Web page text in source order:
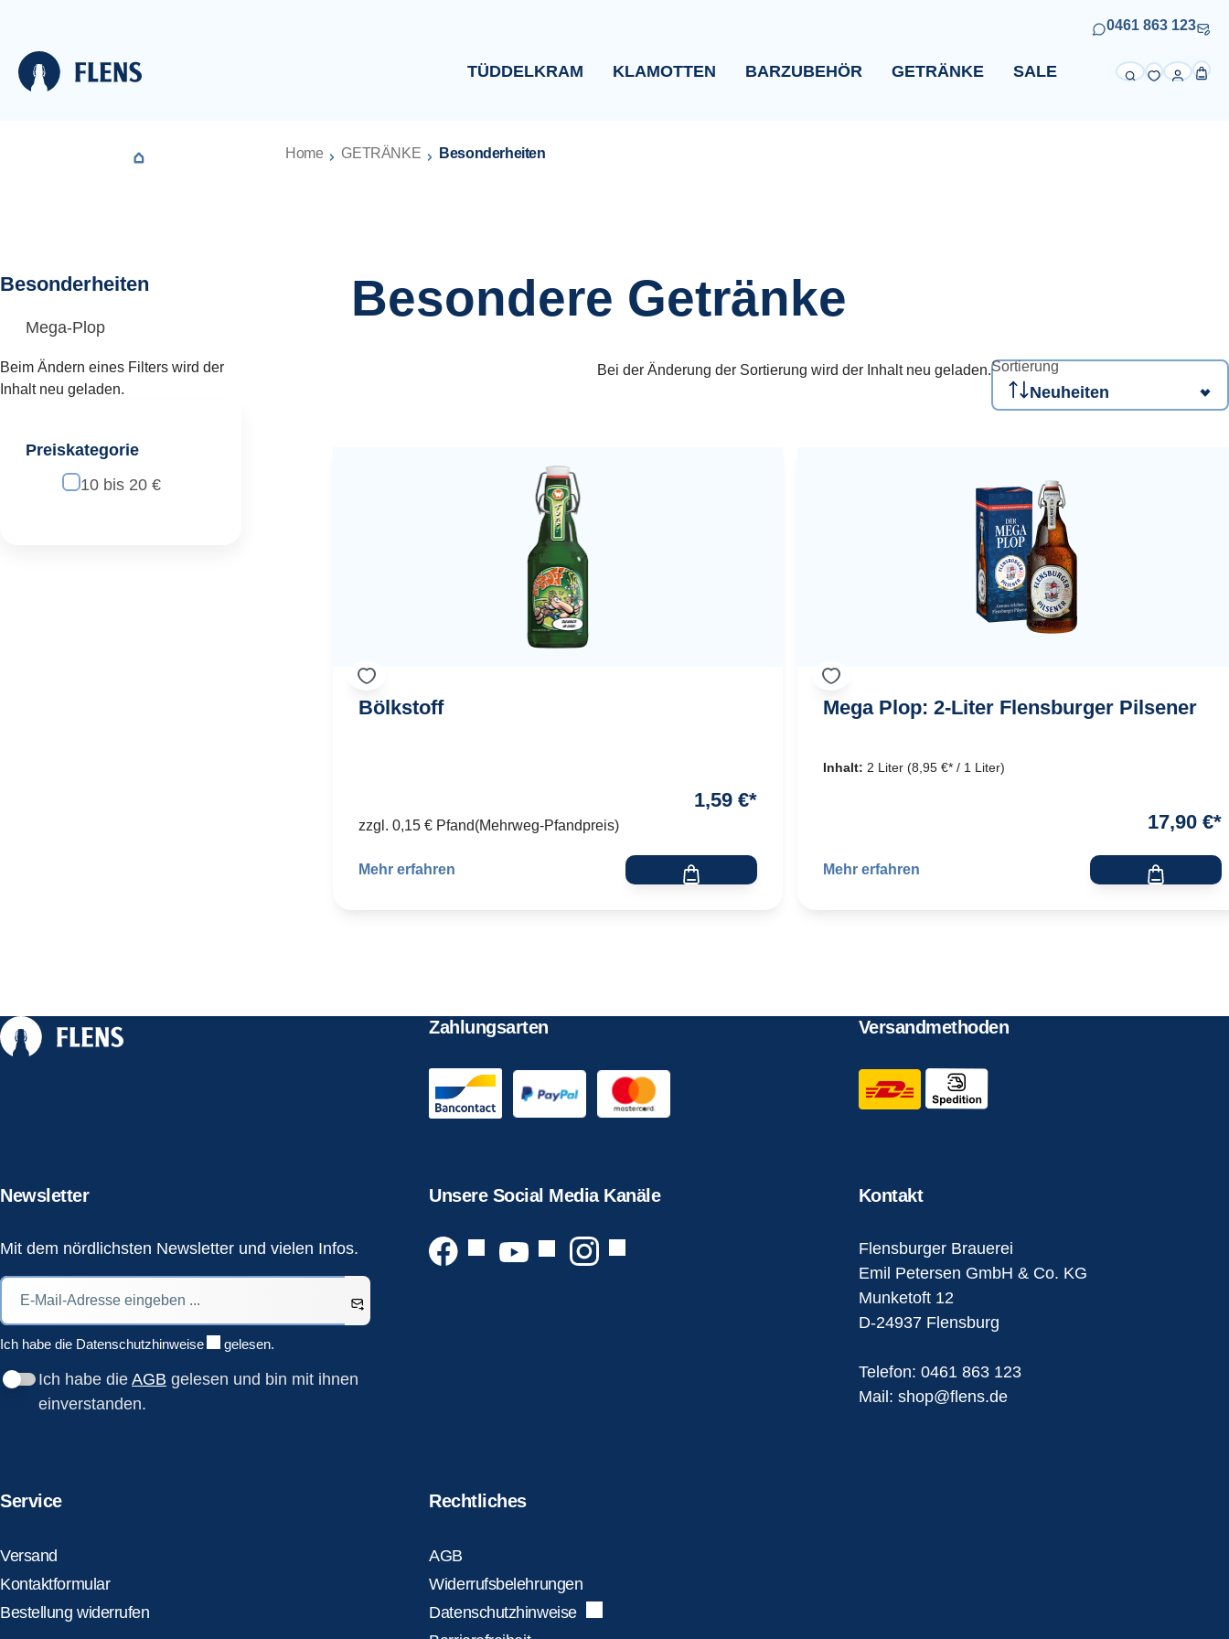
0461 863 123
TÜDDELKRAM KLAMOTTEN BARZUBEHÖR GETRÄNKE SALE
Home GETRÄNKE Besonderheiten
Besondere Getränke
Besonderheiten
Mega-Plop
Beim Ändern eines Filters wird der
Inhalt neu geladen.
Preiskategorie
10 bis 20 €
Bei der Änderung der Sortierung wird der Inhalt neu geladen.Sortierung
Bölkstoff
1,59 €*
Mehrweg-Pfandpreis
zzgl. 0,15 € Pfand
Mehr erfahren
Mega Plop: 2-Liter Flensburger Pilsener
Inhalt: 2 Liter (8,95 €* / 1 Liter)
17,90 €*
Mehr erfahren
Zahlungsarten Versandmethoden
Newsletter
Mit dem nördlichsten Newsletter und vielen Infos.
Ich habe die Datenschutzhinweise gelesen.
Ich habe die AGB gelesen und bin mit ihnen
einverstanden.
Kontakt
Flensburger Brauerei
Emil Petersen GmbH & Co. KG
Munketoft 12
D-24937 Flensburg
Telefon: 0461 863 123
Mail: shop@flens.de
Service
Versand
Kontaktformular
Bestellung widerrufen
Rechtliches
AGB
Widerrufsbelehrungen
Datenschutzhinweise
Unsere Social Media Kanäle